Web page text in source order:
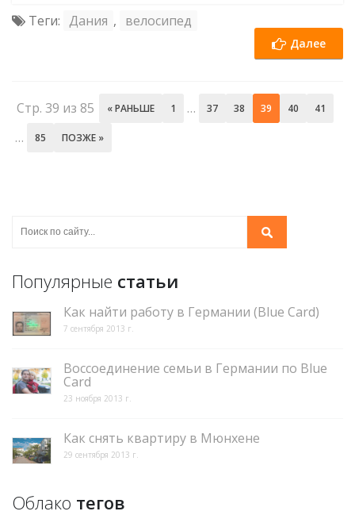
Теги: Дания , велосипед
Далее
Стр. 39 из 85 « РАНЬШЕ 1 … 37 38 39 40 41
… 85 ПОЗЖЕ »
Популярные статьи
Как найти работу в Германии (Blue Card)
7 сентября 2013 г.
Воссоединение семьи в Германии по Blue
Card
23 ноября 2013 г.
Как снять квартиру в Мюнхене
29 сентября 2013 г.
Облако тегов